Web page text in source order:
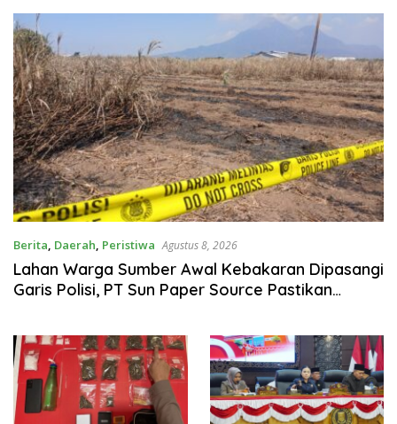
Berita, Daerah, Peristiwa Agustus 8, 2026
Lahan Warga Sumber Awal Kebakaran Dipasangi
Garis Polisi, PT Sun Paper Source Pastikan